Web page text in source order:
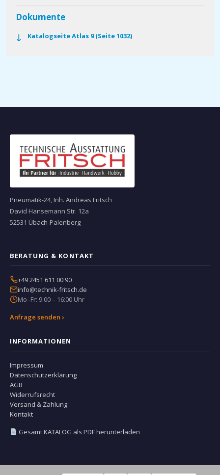
Dokumente
Katalogseite Atlas 9 (Seite 1032)
Pneumatik-24, Inh. Andreas Fritsch
David Hansemann Str. 12a
52531 Übach-Palenberg
BERATUNG & KONTAKT
+49 2451 611 00 90
info@technik-fritsch.de
Mo–Fr: 9:00 – 16:00 Uhr
Anfrage senden ›
INFORMATIONEN
Impressum
Datenschutzerklärung
AGB
Widerrufsrecht
Versand & Zahlung
Kontakt
Gesamt KATALOG als PDF herunterladen